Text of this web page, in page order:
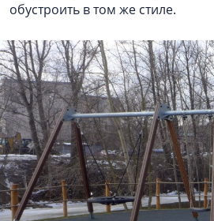
обустроить в том же стиле.